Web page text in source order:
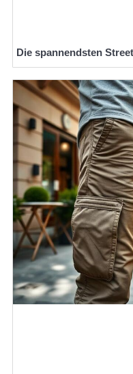
Die spannendsten